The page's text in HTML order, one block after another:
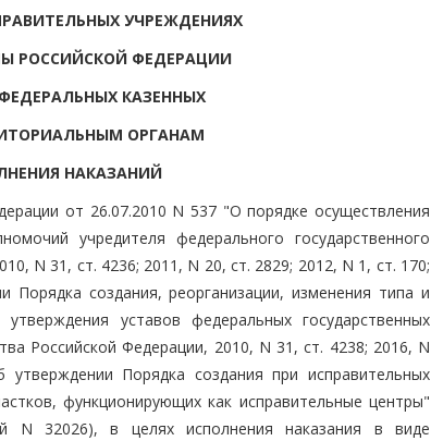
УЧРЕЖДЕНИЯХ
РОССИЙСКОЙ ФЕДЕРАЦИИ
КАЗЕННЫХ
ОРГАНАМ
НАКАЗАНИЙ
от 26.07.2010 N 537 "О порядке осуществления
учредителя федерального государственного
N 31, ст. 4236; 2011, N 20, ст. 2829; 2012, N 1, ст. 170;
создания, реорганизации, изменения типа и
уставов федеральных государственных
Российской Федерации, 2010, N 31, ст. 4238; 2016, N
Порядка создания при исправительных
функционирующих как исправительные центры"
N 32026), в целях исполнения наказания в виде